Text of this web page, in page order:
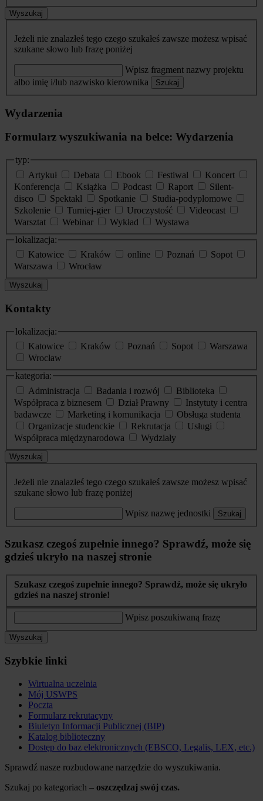
Wyszukaj
Jeżeli nie znalazłeś tego czego szukałeś zawsze możesz wpisać
szukane słowo lub frazę poniżej
Wpisz fragment nazwy projektu
albo imię i/lub nazwisko kierownika
Szukaj
Wydarzenia
Formularz wyszukiwania na belce: Wydarzenia
typ:
Artykuł
Debata Ebook Festiwal
Koncert
Konferencja
Książka Podcast Raport
Silent-
disco
Spektakl Spotkanie
Studia-podyplomowe
Szkolenie
Turniej-gier Uroczystość
Videocast
Warsztat
Webinar Wykład
Wystawa
lokalizacja:
Katowice
Kraków online Poznań
Sopot
Warszawa
Wrocław
Wyszukaj
Kontakty
lokalizacja:
Katowice
Kraków Poznań Sopot
Warszawa
Wrocław
kategoria:
Administracja
Badania i rozwój
Biblioteka
Współpraca z biznesem
Dział Prawny
Instytuty i centra
badawcze
Marketing i komunikacja
Obsługa studenta
Organizacje studenckie
Rekrutacja
Usługi
Współpraca międzynarodowa
Wydziały
Wyszukaj
Jeżeli nie znalazłeś tego czego szukałeś zawsze możesz wpisać
szukane słowo lub frazę poniżej
Wpisz nazwę jednostki Szukaj
Szukasz czegoś zupełnie innego? Sprawdź, może się
gdzieś ukryło na naszej stronie
Szukasz czegoś zupełnie innego? Sprawdź, może się ukryło
gdzieś na naszej stronie!
Wpisz poszukiwaną frazę
Wyszukaj
Szybkie linki
Wirtualna uczelnia
Mój USWPS
Poczta
Formularz rekrutacyny
Biuletyn Informacji Publicznej (BIP)
Katalog biblioteczny
Dostęp do baz elektronicznych (EBSCO, Legalis, LEX, etc.)
Sprawdź nasze rozbudowane narzędzie do wyszukiwania.
Szukaj po kategoriach – oszczędzaj swój czas.